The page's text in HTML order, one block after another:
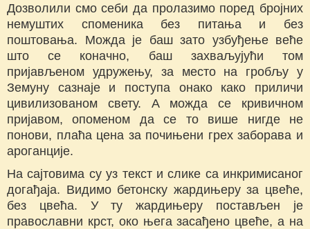
Дозволили смо себи да пролазимо поред бројних
немуштих споменика без питања и без
поштовања. Можда је баш зато узбуђење веће
што се коначно, баш захваљујући том
пријављеном удружењу, за место на гробљу у
Земуну сазнаје и поступа онако како приличи
цивилизованом свету. А можда се кривичном
пријавом, опоменом да се то више нигде не
понови, плаћа цена за почињени грех заборава и
ароганције.
На сајтовима су уз текст и слике са инкримисаног
догађаја. Видимо бетонску жардињеру за цвеће,
без цвећа. У ту жардињеру постављен је
православни крст, око њега засађено цвеће, а на